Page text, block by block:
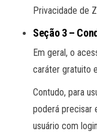
Privacidade de
Seção 3 –
Em geral, o
caráter gratuito
Contudo, para
poderá precisar
usuário com